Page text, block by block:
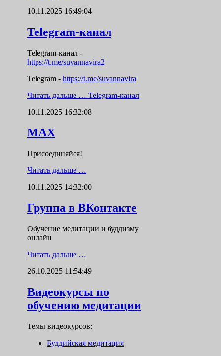
10.11.2025 16:49:04
Telegram-канал
Telegram-канал -
https://t.me/suvannavira2
Telegram - https://t.me/suvannavira
Читать дальше … Telegram-канал
10.11.2025 16:32:08
MAX
Присоединяйся!
Читать дальше …
10.11.2025 14:32:00
Группа в ВКонтакте
Обучение медитации и буддизму
онлайн
Читать дальше …
26.10.2025 11:54:49
Видеокурсы по
обучению медитации
Темы видеокурсов:
Буддийская медитация